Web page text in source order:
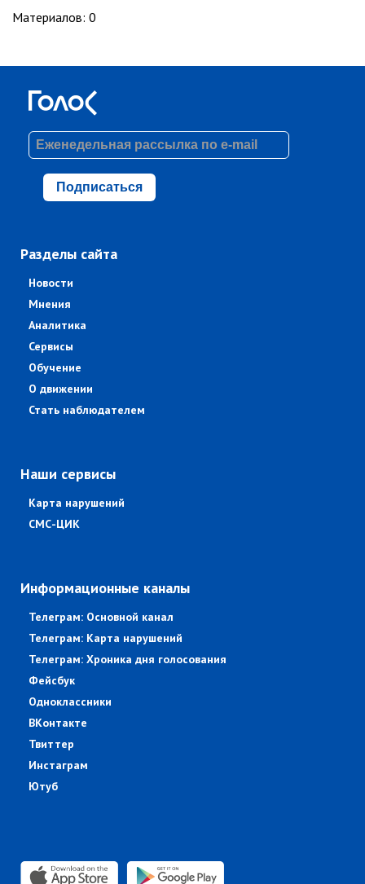
Материалов: 0
Подписаться
Разделы сайта
Новости
Мнения
Аналитика
Сервисы
Обучение
О движении
Стать наблюдателем
Наши сервисы
Карта нарушений
СМС-ЦИК
Информационные каналы
Телеграм: Основной канал
Телеграм: Карта нарушений
Телеграм: Хроника дня голосования
Фейсбук
Одноклассники
ВКонтакте
Твиттер
Инстаграм
Ютуб